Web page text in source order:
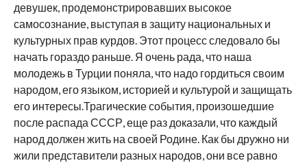
девушек, продемонстрировавших высокое
самосознание, выступая в защиту национальных и
культурных прав курдов. Этот процесс следовало бы
начать гораздо раньше. Я очень рада, что наша
молодежь в Турции поняла, что надо гордиться своим
народом, его языком, историей и культурой и защищать
его интересы.Трагические события, произошедшие
после распада СССР, еще раз доказали, что каждый
народ должен жить на своей Родине. Как бы дружно ни
жили представители разных народов, они все равно